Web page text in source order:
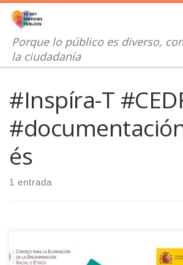
Saltar al contenido
Porque lo público es diverso,
la ciudadanía
#Inspíra-T
és
1 entrada